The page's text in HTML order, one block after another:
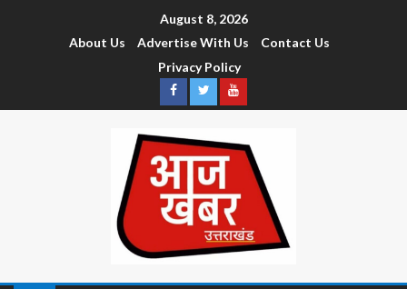
August 8, 2026
About Us
Advertise With Us
Contact Us
Privacy Policy